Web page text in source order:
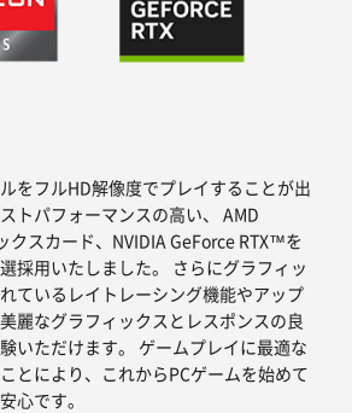
をフルHD解像度でプレイすることが出
トパフォーマンスの高い、 AMD
スカード、NVIDIA GeForce RTX™を
採用いたしました。 さらにグラフィッ
ているレイトレーシング機能やアップ
麗なグラフィックスとレスポンスの良
いただけます。 ゲームプレイに最適な
とにより、これからPCゲームを始めて
心です。